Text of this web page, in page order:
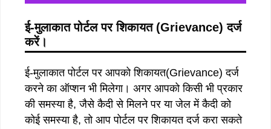
ई-मुलाकात पोर्टल पर शिकायत (Grievance) दर्ज
करें।
ई-मुलाकात पोर्टल पर आपको शिकायत(Grievance) दर्ज
करने का ऑप्शन भी मिलेगा। अगर आपको किसी भी प्रकार
की समस्या है, जैसे कैदी से मिलने पर या जेल में कैदी को
कोई समस्या है, तो आप पोर्टल पर शिकायत दर्ज करा सकते